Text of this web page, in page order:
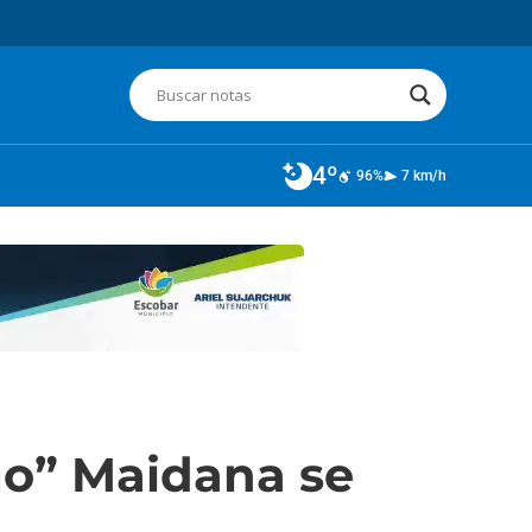
4º 96% 7 km/h
Maidana se